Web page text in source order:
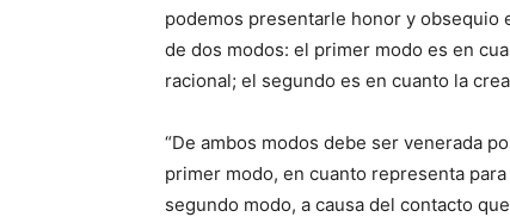
podemos presentarle honor y obsequio
de dos modos: el primer modo es en
racional; el segundo es en cuanto la
“De ambos modos debe ser venerada
primer modo, en cuanto representa
segundo modo, a causa del contacto